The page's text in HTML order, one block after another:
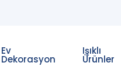
Ev
Dekorasyon
Işıklı
Ürünler